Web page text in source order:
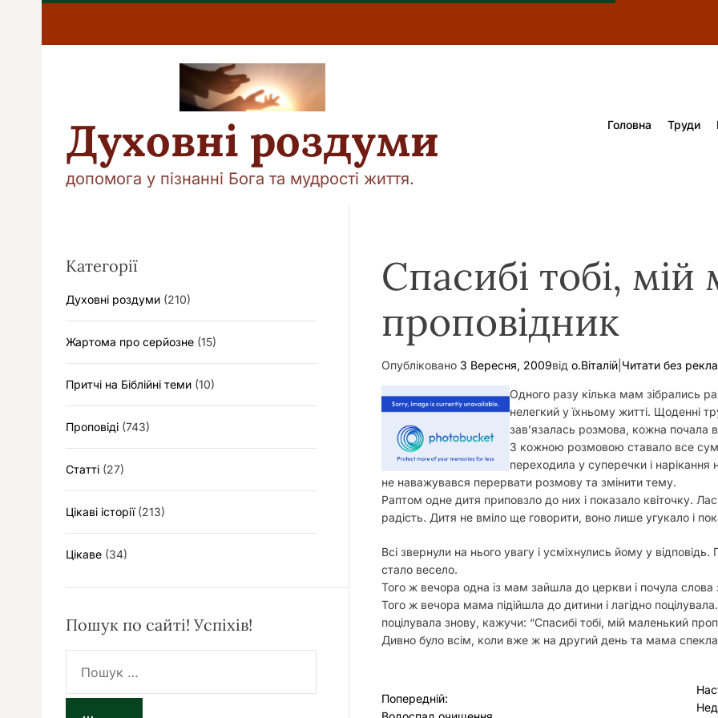
П
р
Духовні роздуми
допомога у пізнанні Бога та мудрості життя.
Головна Труди
Спасибі тобі,
проповідник
Опубліковано 3 Вересня, 2009від о.Віталій Читати без
Одного разу кілька мам зібрались
нелегкий у їхньому житті. Щоденні
зав’язалась розмова, кожна почала
З кожною розмовою ставало все
переходила у суперечки і нарікання
не наважувався перервати розмову та змінити тему.
Раптом одне дитя приповзло до них і показало квіточку.
радість. Дитя не вміло ще говорити, воно лише угукало і
Всі звернули на нього увагу і усміхнулись йому у
стало весело.
Того ж вечора одна із мам зайшла до церкви і почула слова
Того ж вечора мама підійшла до дитини і лагідно
поцілувала знову, кажучи: “Спасибі тобі, мій маленький
Дивно було всім, коли вже ж на другий день та мама
Н
Попередній:
Категорії
Духовні роздуми (210)
Жартома про серйозне (15)
Притчі на Біблійні теми (10)
Проповіді (743)
Статті (27)
Цікаві історії(213)
Цікаве (34)
Пошук по сайті! Успіхів!
ш